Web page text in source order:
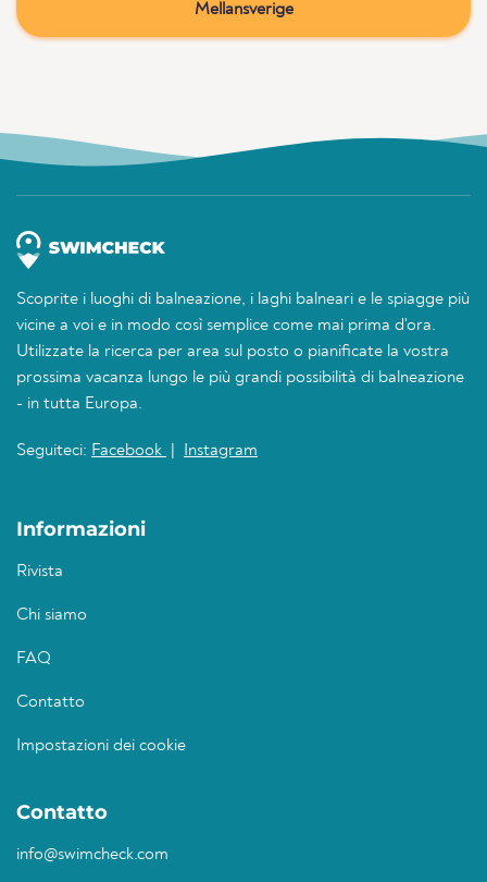
Mellansverige
Scoprite i luoghi di balneazione, i laghi balneari e le spiagge più
vicine a voi e in modo così semplice come mai prima d'ora.
Utilizzate la ricerca per area sul posto o pianificate la vostra
prossima vacanza lungo le più grandi possibilità di balneazione
- in tutta Europa.
Seguiteci: Facebook Instagram
Informazioni
Rivista
Chi siamo
FAQ
Contatto
Impostazioni dei cookie
Contatto
info@swimcheck.com